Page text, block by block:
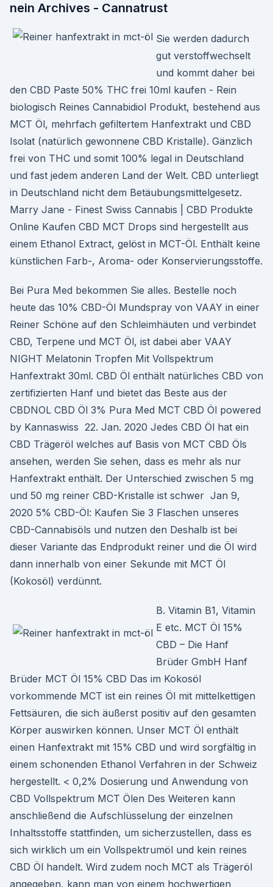
nein Archives - Cannatrust
Sie werden dadurch
gut verstoffwechselt
und kommt daher bei
den CBD Paste 50% THC frei 10ml kaufen - Rein
biologisch Reines Cannabidiol Produkt, bestehend aus
MCT Öl, mehrfach gefiltertem Hanfextrakt und CBD
Isolat (natürlich gewonnene CBD Kristalle). Gänzlich
frei von THC und somit 100% legal in Deutschland
und fast jedem anderen Land der Welt. CBD unterliegt
in Deutschland nicht dem Betäubungsmittelgesetz.
Marry Jane - Finest Swiss Cannabis | CBD Produkte
Online Kaufen CBD MCT Drops sind hergestellt aus
einem Ethanol Extract, gelöst in MCT-Öl. Enthält keine
künstlichen Farb-, Aroma- oder Konservierungsstoffe.
Bei Pura Med bekommen Sie alles. Bestelle noch
heute das 10% CBD-Öl Mundspray von VAAY in einer
Reiner Schöne auf den Schleimhäuten und verbindet
CBD, Terpene und MCT Öl, ist dabei aber VAAY
NIGHT Melatonin Tropfen Mit Vollspektrum
Hanfextrakt 30ml. CBD Öl enthält natürliches CBD von
zertifizierten Hanf und bietet das Beste aus der
CBDNOL CBD Öl 3% Pura Med MCT CBD Öl powered
by Kannaswiss 22. Jan. 2020 Jedes CBD Öl hat ein
CBD Trägeröl welches auf Basis von MCT CBD Öls
ansehen, werden Sie sehen, dass es mehr als nur
Hanfextrakt enthält. Der Unterschied zwischen 5 mg
und 50 mg reiner CBD-Kristalle ist schwer Jan 9,
2020 5% CBD-Öl: Kaufen Sie 3 Flaschen unseres
CBD-Cannabisöls und nutzen den Deshalb ist bei
dieser Variante das Endprodukt reiner und die Öl wird
dann innerhalb von einer Sekunde mit MCT Öl
(Kokosöl) verdünnt.
B. Vitamin B1, Vitamin
E etc. MCT Öl 15%
CBD – Die Hanf
Brüder GmbH Hanf
Brüder MCT Öl 15% CBD Das im Kokosöl
vorkommende MCT ist ein reines Öl mit mittelkettigen
Fettsäuren, die sich äußerst positiv auf den gesamten
Körper auswirken können. Unser MCT Öl enthält
einen Hanfextrakt mit 15% CBD und wird sorgfältig in
einem schonenden Ethanol Verfahren in der Schweiz
hergestellt. < 0,2% Dosierung und Anwendung von
CBD Vollspektrum MCT Ölen Des Weiteren kann
anschließend die Aufschlüsselung der einzelnen
Inhaltsstoffe stattfinden, um sicherzustellen, dass es
sich wirklich um ein Vollspektrumöl und kein reines
CBD Öl handelt. Wird zudem noch MCT als Trägeröl
angegeben, kann man von einem hochwertigen